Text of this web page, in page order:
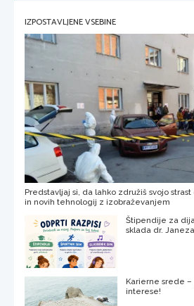
IZPOSTAVLJENE VSEBINE
Predstavljaj si, da lahko združiš svojo
in novih tehnologij z izobraževanjem
Štipendije za
sklada dr.
Karierne srede
interese!